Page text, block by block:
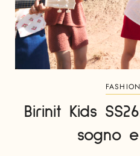
FASHION
Birinit Kids
sogno